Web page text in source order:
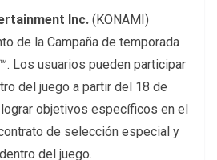
Inc. (KONAMI)
de la Campaña de temporada
Los usuarios pueden participar
del juego a partir del 18 de
objetivos específicos en el
de selección especial y
del juego.